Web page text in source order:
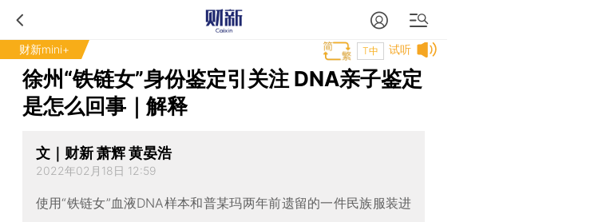
财新mini+ 试听
T中
徐州“铁链女”身份鉴定引关注 DNA亲子鉴定
是怎么回事｜解释
文｜财新 萧辉 黄晏浩
2022年02月18日 12:59
使用“铁链女”血液DNA样本和普某玛两年前遗留的一件民族服装进